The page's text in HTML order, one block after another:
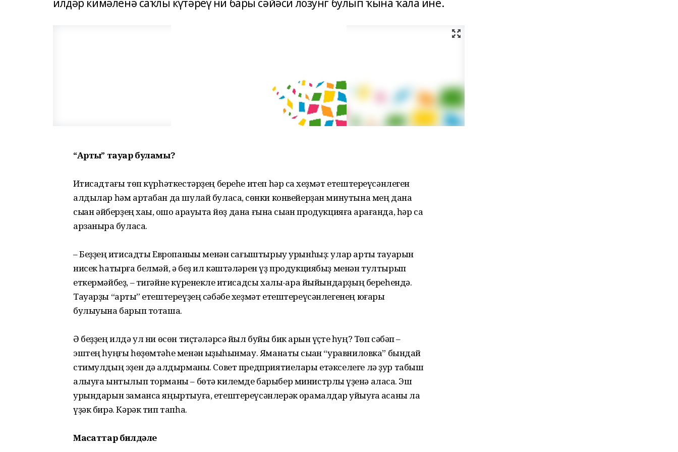
илдәр кимәленә саҡлы күтәреү ни бары сәйәси лозунг булып ҡына ҡала ине.
“Артыҡ” тауар буламы?
Иҡтисадтағы төп күрһәткестәрҙең береһе итеп һәр саҡ хеҙмәт етештереүсәнлеген
алдылар һәм артабан да шулай буласаҡ, сөнки конвейерҙан минутына мең дана
сыҡҡан әйберҙең хаҡы, ошо арауыҡта йөҙ дана ғына сыҡҡан продукцияға ҡарағанда, һәр саҡ
арзаныраҡ буласаҡ.
– Беҙҙең иҡтисадты Европаныҡы менән сағыштырыу урынһыҙ: улар артыҡ тауарын
нисек һатырға белмәй, ә беҙ ил кәштәләрен үҙ продукциябыҙ менән тултырып
еткер­мәйбеҙ, – тигәйне күренекле иҡтисадсы ха­лыҡ-ара йыйындарҙың береһендә.
Тауарҙы “артыҡ” етештереүҙең сәбәбе хеҙмәт етештереүсәнлегенең юғары
булыуына барып тоташа.
Ә беҙҙең илдә ул ни өсөн тиҫтәләрсә йыл буйы бик аҡрын үҫте һуң? Төп сәбәп –
эштең һуңғы һөҙөмтәһе менән ҡыҙыҡһынмау. Яманаты сыҡҡан “уравниловка” бындай
стимулдың эҙен дә ҡалдырманы. Совет предприятиелары етәкселеге лә ҙур табыш
алыуға ынтылып торманы – бөтә килемде барыбер министрлыҡ үҙенә аласаҡ. Эш
урындарын заманса яңыртыуға, етештереү­сәнлерәк ҡорамалдар ҡуйыуға аҡсаны ла
үҙәк бирә. Кәрәк тип тапһа.
Маҡсаттар билдәле